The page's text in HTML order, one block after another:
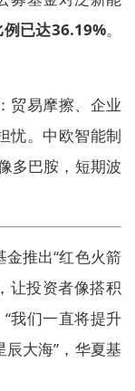
已达36.19%。
贸易摩擦、企业
忧。中欧智能制
多巴胺，短期波
推出“红色火箭
让投资者像搭积
我们一直将提升
大海”，华夏基